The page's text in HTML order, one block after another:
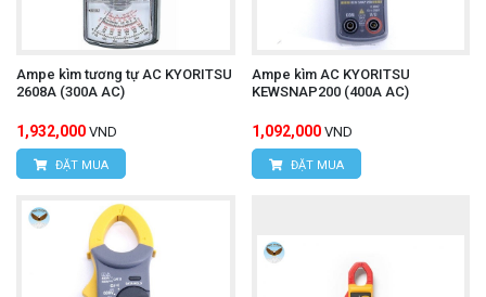
Ampe kìm tương tự AC KYORITSU
2608A (300A AC)
1,932,000 VND
ĐẶT MUA
Ampe kìm AC KYORITSU
KEWSNAP200 (400A AC)
1,092,000 VND
ĐẶT MUA